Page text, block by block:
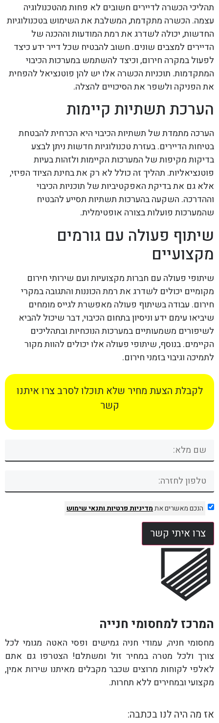
תהליכי הכשרה לדיירים חשובים לא פחות מהטכנולוגיה
עצמה. הכשרה מתקדמת, המשלבת את השימוש בטכנולוגיות
החדשות, יכולה לשדרג את רמת המודעות וההכנה של
הדיירים למצבים שונים. חשוב להבטיח שכל דייר ידע כיצד
לפעול במקרה חירום, וכיצד להשתמש במערכות הכיבוי
המתקדמות. תוכניות הכשרה אלו יש להן פוטנציאל להפחית
את הפניקה ולשפר את הסיכויים להצלה.
הערכת תשתיות קיימות
הערכה מתמדת של תשתיות הכיבוי היא הכרחית להבטחת
בטיחות הדיירים. בעזרת טכנולוגיות חדשות ניתן לבצע
בדיקות מקיפות של המערכות הקיימות ולזהות בעיות
פוטנציאליות. תהליך זה כולל לא רק את בחינת הציוד הפיזי,
אלא גם את בדיקת האפקטיביות של תוכניות הכיבוי
וההדרכה. השקעה בהערכות תשתיות תסייע להבטיח
שהמערכות פועלות בצורה אופטימלית.
שיתוף פעולה עם גורמים
מקצועיים
שיתופי פעולה עם חברות מקצועיות ועם שירותי חירום
מקומיים יכולים לשדרג את רמת הכוננות והתגובה במקרי
חירום. עבודה בשיתוף פעולה מאפשרת לגייס מומחים
שיביאו עימם ידע וניסיון בתחום הכיבוי, דבר שיכול להביא
לשיפורים משמעותיים במערכות הנוכחיות ובתהליכים
הקיימים. בנוסף, שיתופי פעולה אלו יכולים להוות מקור
לתמיכה וגיבוי בזמני חירום.
לקבלת הצעת מחיר שלא תוכלו לסרב צרו איתנו
קשר
הנכם מאשרים אתמדיניות פרטיותותנאי שימוש
צרו איתי קשר
המרכז למחסומי חנייה
מחסומי חניה, עמודי חניה גמישים ופסי האטה מגומי לכל
צורך ולכל מטרה במחיר זול ומשתלם! הצטרפו גם אתם
לאלפי לקוחות מרוצים שכבר מקבלים מאיתנו שירות אמין,
מקצועי ובמחירים ללא תחרות.
אז מה היה לנו בכתבה: